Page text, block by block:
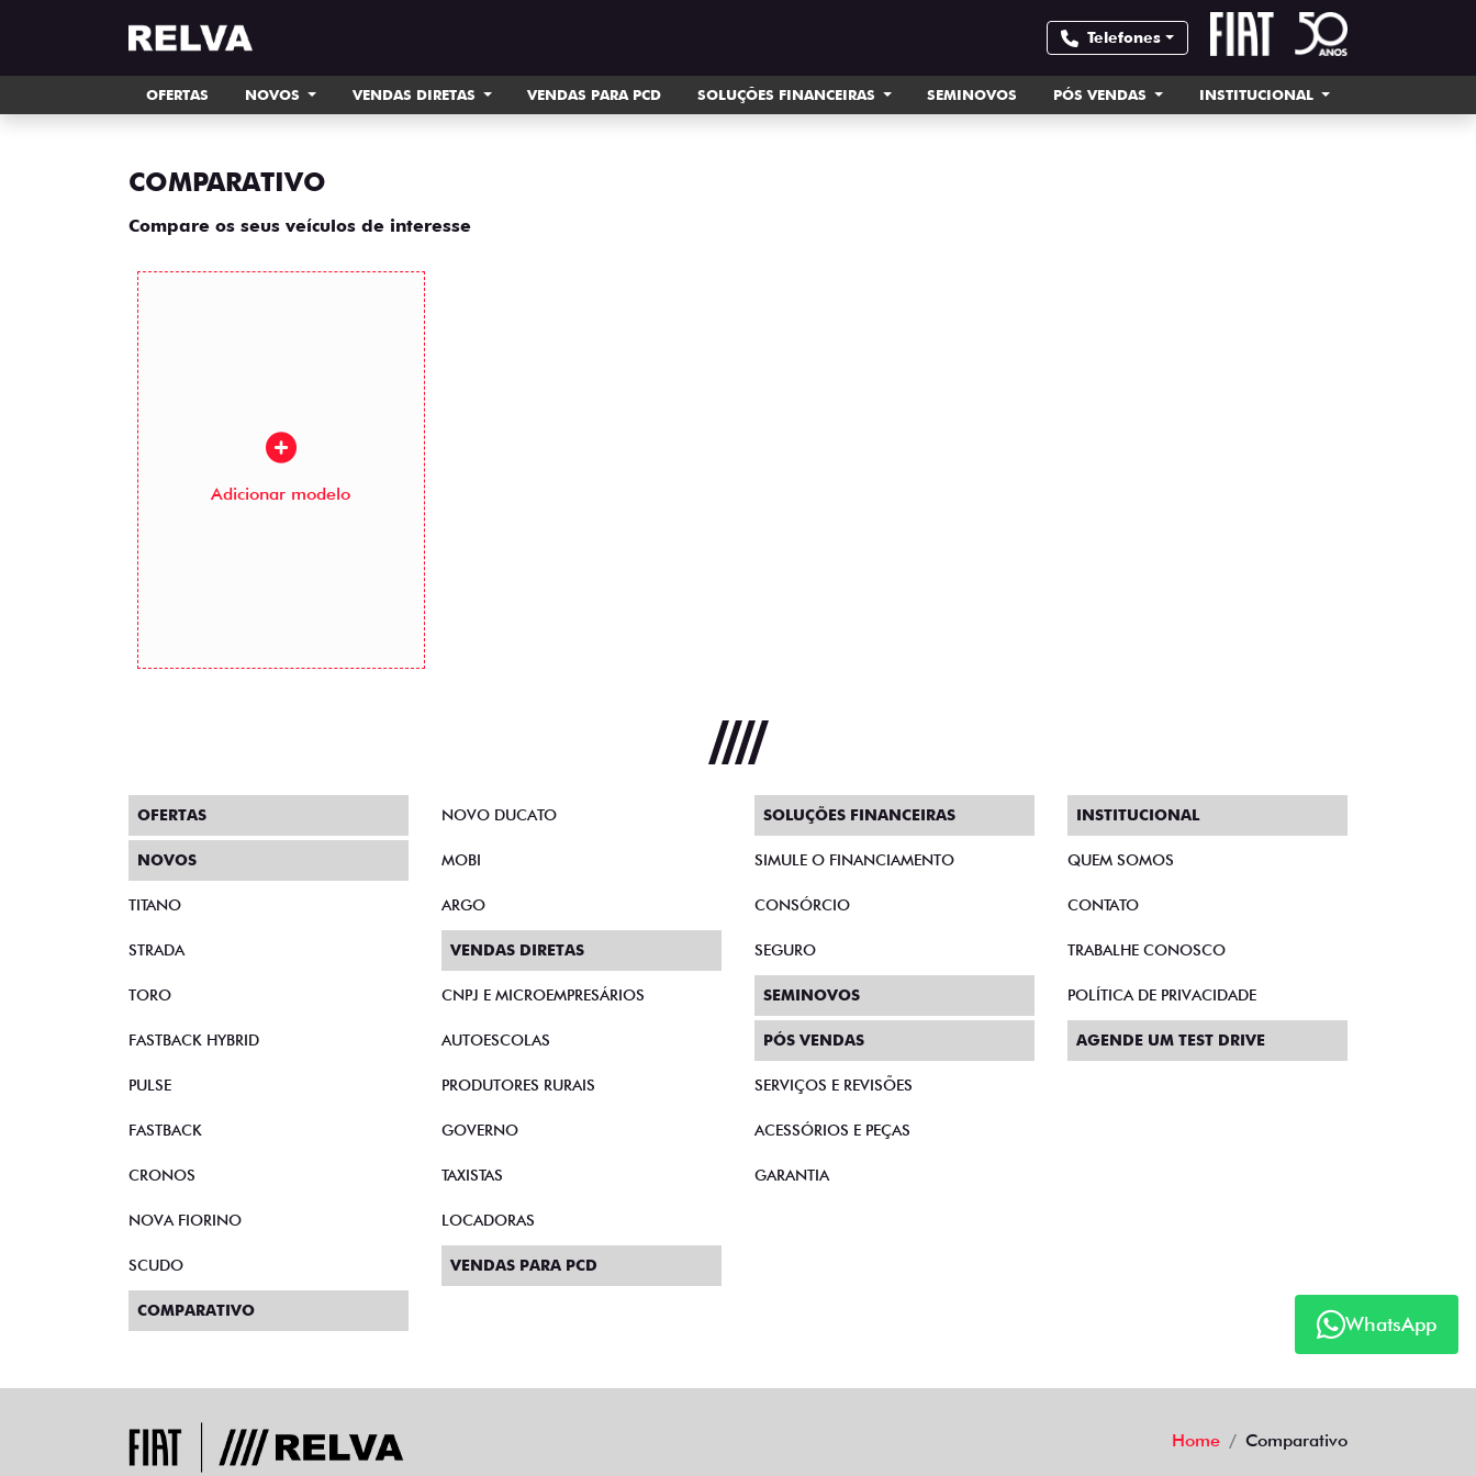
Telefones
OFERTAS NOVOS VENDAS DIRETAS VENDAS PARA PCD SOLUÇÕES FINANCEIRAS SEMINOVOS PÓS VENDAS INSTITUCIONAL
COMPARATIVO
Compare os seus veículos de interesse
Adicionar modelo
WhatsApp
OFERTAS
NOVOS
TITANO
STRADA
TORO
FASTBACK HYBRID
PULSE
FASTBACK
CRONOS
NOVA FIORINO
SCUDO
NOVO DUCATO
MOBI
ARGO
VENDAS DIRETAS
CNPJ E MICROEMPRESÁRIOS
AUTOESCOLAS
PRODUTORES RURAIS
GOVERNO
TAXISTAS
LOCADORAS
VENDAS PARA PCD
SOLUÇÕES FINANCEIRAS
SIMULE O FINANCIAMENTO
CONSÓRCIO
SEGURO
SEMINOVOS
PÓS VENDAS
SERVIÇOS E REVISÕES
ACESSÓRIOS E PEÇAS
GARANTIA
INSTITUCIONAL
QUEM SOMOS
CONTATO
TRABALHE CONOSCO
POLÍTICA DE PRIVACIDADE
AGENDE UM TEST DRIVE
COMPARATIVO
Home Comparativo